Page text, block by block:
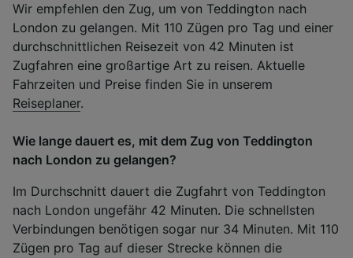
Wir empfehlen den Zug, um von Teddington nach
London zu gelangen. Mit 110 Zügen pro Tag und einer
durchschnittlichen Reisezeit von 42 Minuten ist
Zugfahren eine großartige Art zu reisen. Aktuelle
Fahrzeiten und Preise finden Sie in unserem
Reiseplaner.
Wie lange dauert es, mit dem Zug von Teddington
nach London zu gelangen?
Im Durchschnitt dauert die Zugfahrt von Teddington
nach London ungefähr 42 Minuten. Die schnellsten
Verbindungen benötigen sogar nur 34 Minuten. Mit 110
Zügen pro Tag auf dieser Strecke können die